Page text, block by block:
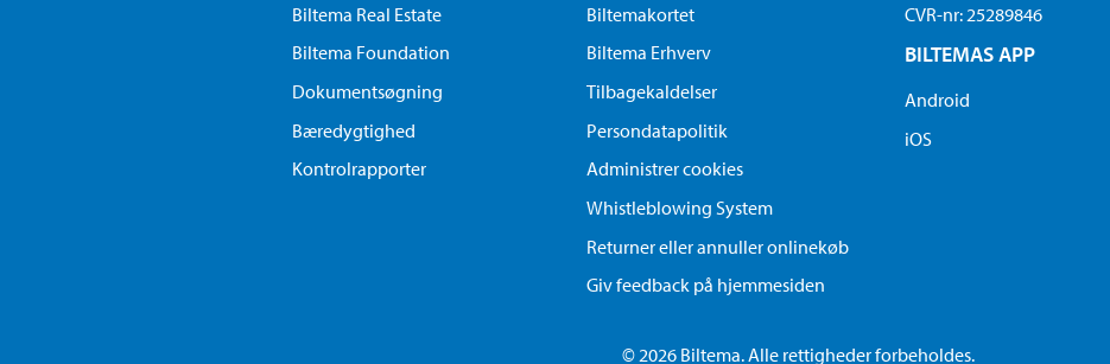
Biltema Real Estate
Biltema Foundation
Dokumentsøgning
Bæredygtighed
Kontrolrapporter
Biltemakortet
Biltema Erhverv
Tilbagekaldelser
Persondatapolitik
Administrer cookies
Whistleblowing System
Returner eller annuller onlinekøb
Giv feedback på hjemmesiden
CVR-nr: 25289846
BILTEMAS APP
Android
iOS
© 2026 Biltema. Alle rettigheder forbeholdes.